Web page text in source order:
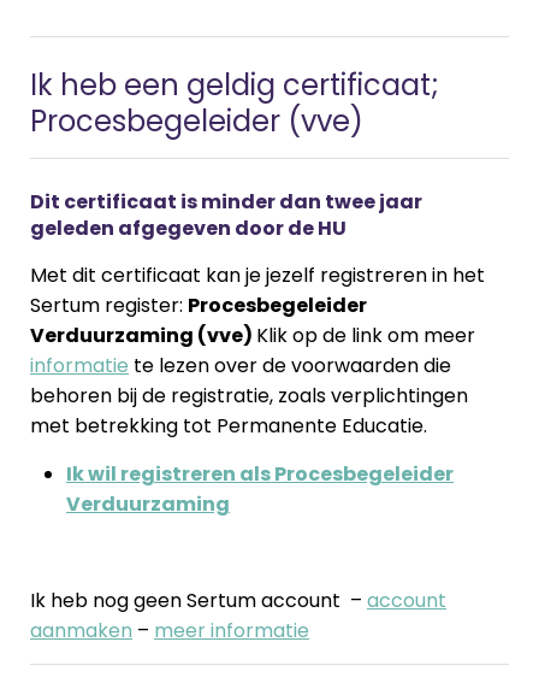
Ik heb een geldig certificaat;
Procesbegeleider (vve)
Dit certificaat is minder dan twee jaar
geleden afgegeven door de HU
Met dit certificaat kan je jezelf registreren in het
Sertum register: Procesbegeleider
Verduurzaming (vve) Klik op de link om meer
informatie te lezen over de voorwaarden die
behoren bij de registratie, zoals verplichtingen
met betrekking tot Permanente Educatie.
Ik wil registreren als Procesbegeleider
Verduurzaming
Ik heb nog geen Sertum account – account
aanmaken – meer informatie